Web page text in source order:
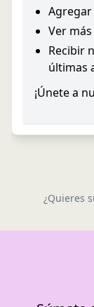
Ver
Recibir
últimas
¡Únete a
¿Quieres